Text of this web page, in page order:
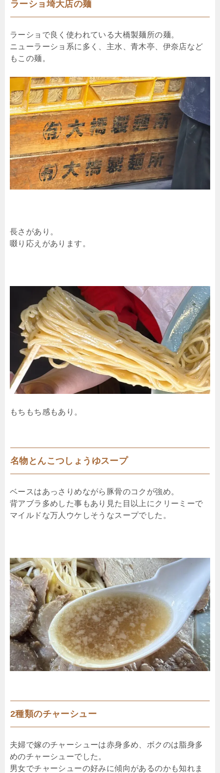
ラーショ埼大店の麺
ラーショで良く使われている大橋製麺所の麺。
ニューラーショ系に多く、主水、青木亭、伊奈店など
もこの麺。
長さがあり。
啜り応えがあります。
もちもち感もあり。
名物とんこつしょうゆスープ
ベースはあっさりめながら豚骨のコクが強め。
背アブラ多めした事もあり見た目以上にクリーミーで
マイルドな万人ウケしそうなスープでした。
2種類のチャーシュー
夫婦で嫁のチャーシューは赤身多め、ボクのは脂身多
めのチャーシューでした。
男女でチャーシューの好みに傾向があるのかも知れま